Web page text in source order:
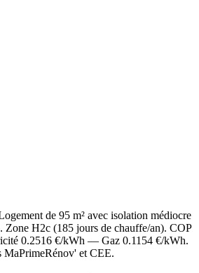
de 95 m² avec isolation médiocre
Zone H2c (185 jours de chauffe/an). COP
0.2516 €/kWh — Gaz 0.1154 €/kWh.
MaPrimeRénov' et CEE.